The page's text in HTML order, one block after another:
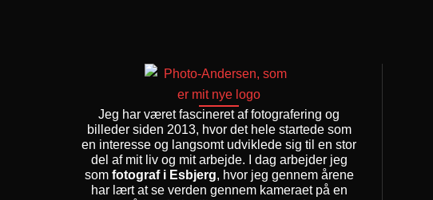
Jeg har været fascineret af fotografering og
billeder siden 2013, hvor det hele startede som
en interesse og langsomt udviklede sig til en stor
del af mit liv og mit arbejde. I dag arbejder jeg
som fotograf i Esbjerg, hvor jeg gennem årene
har lært at se verden gennem kameraet på en